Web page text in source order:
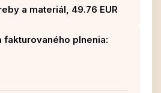
a materiál, 49.76 EUR
fakturovaného plnenia: